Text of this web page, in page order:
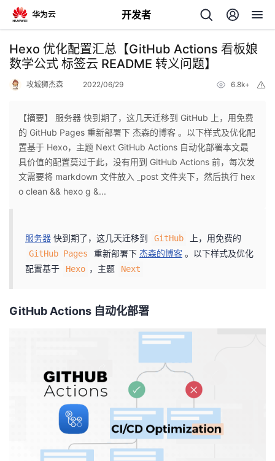
开发者
返
回
个
人
我
Hexo 优化配置汇总【GitHub Actions 看板娘
数学公式 标签云 README 转义问题】
攻城狮杰森 2022/06/29 6.8k+
【摘要】 服务器 快到期了，这几天迁移到 GitHub 上，用免费
的 GitHub Pages 重新部署下 杰森的博客 。以下样式及优化配
置基于 Hexo，主题 Next GitHub Actions 自动化部署本文最
具价值的配置莫过于此，没有用到 GitHub Actions 前，每次发
文需要将 markdown 文件放入 _post 文件夹下，然后执行 hex
o clean && hexo g &...
服务器 快到期了，这几天迁移到 GitHub 上，用免费的
GitHub Pages 重新部署下 杰森的博客 。以下样式及优化
配置基于
Hexo ，主题 Next
GitHub Actions 自动化部署